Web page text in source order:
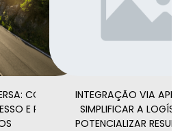
COMO
E REDUZIR
INTEGRAÇÃO VIA API:
SIMPLIFICAR A
POTENCIALIZAR